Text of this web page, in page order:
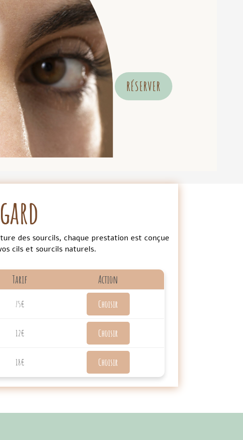
RÉSERVER
des sourcils, chaque prestation est conçue
cils et sourcils naturels.
Tarif Action
75€ Choisir
12€ Choisir
18€ Choisir